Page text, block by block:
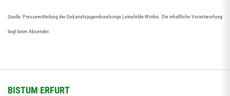
Quelle: Pressemitteilung der Dekanatsjugendseelsorge Leinefelde-Worbis. Die inhaltliche Verantwortung
liegt beim Absender.
BISTUM ERFURT